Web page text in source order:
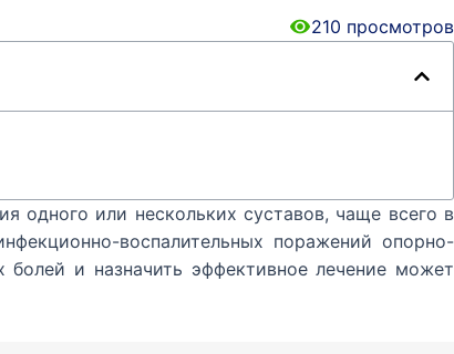
210 просмотров
одного или нескольких суставов, чаще всего в
воспалительных поражений опорно-
болей и назначить эффективное лечение может